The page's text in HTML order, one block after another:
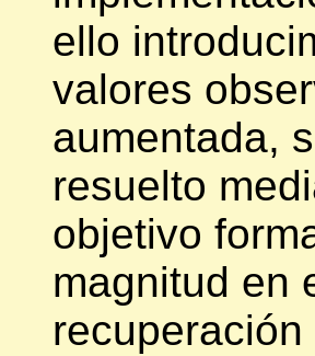
ello
valores
aumentada,
resuelto
objetivo
magnitud en